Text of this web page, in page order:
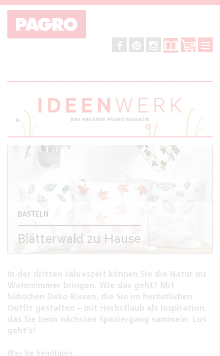
BASTELN
Blätterwald zu Hause
In der dritten Jahreszeit können Sie die Natur ins
Wohnzimmer bringen. Wie das geht? Mit
hübschen Deko-Kissen, die Sie im herbstlichen
Outfit gestalten – mit Herbstlaub als Inspiration,
das Sie beim nächsten Spaziergang sammeln. Los
geht’s!
Was Sie benötigen: